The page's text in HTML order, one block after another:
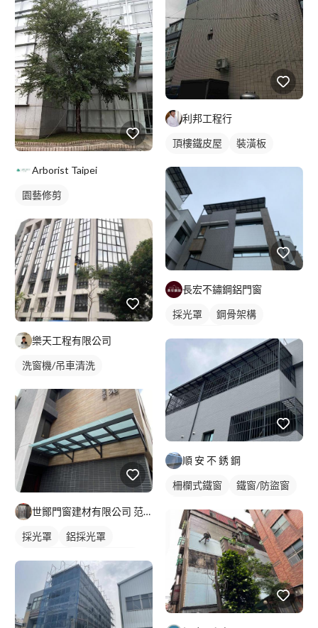
Arborist Taipei
園藝修剪
樂天工程有限公司
洗窗機/吊車清洗
世鄮門窗建材有限公司 范先生
採光罩
鋁採光罩
利邦工程行
頂樓鐵皮屋 裝潢板
長宏不鏽鋼鋁門窗
採光罩
鋼骨架構
順 安 不 銹 鋼
柵欄式鐵窗
鐵窗/防盜窗